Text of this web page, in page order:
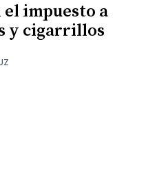
impuesto a
y cigarrillos